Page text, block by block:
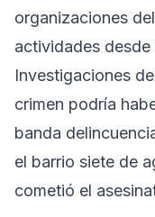
organizaciones
actividades
Investigaciones
crimen podría
banda
el barrio siete de
cometió el